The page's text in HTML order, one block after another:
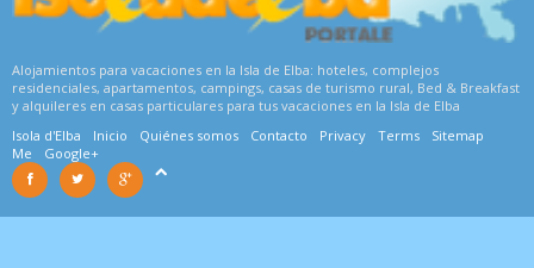
Alojamientos para vacaciones en la Isla de Elba: hoteles, complejos
residenciales, apartamentos, campings, casas de turismo rural, Bed & Breakfast
y alquileres en casas particulares para tus vacaciones en la Isla de Elba
Isola d'Elba
Inicio Quiénes somos Contacto Privacy Terms
Sitemap
Me
Google+